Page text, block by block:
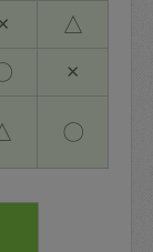
× △
×
〇